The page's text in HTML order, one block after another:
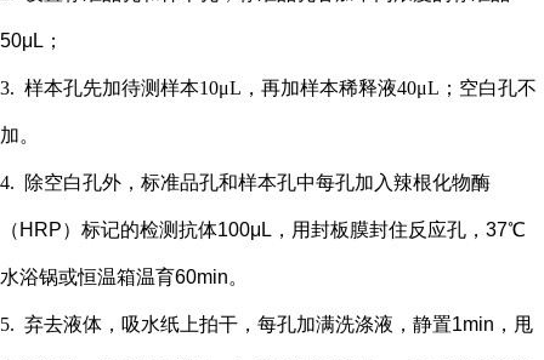
50μL；
3. 样本孔先加待测样本10μL，再加样本稀释液40μL； 空白孔不
加。
4. 除空白孔外， 标准品孔和样本孔中每孔加入辣根化物酶
（ HRP）标记的检测抗体100μL，用封板膜封住反应孔，37℃
水浴锅或恒温箱温育60min。
5. 弃去液体，吸水纸上拍干，每孔加满洗涤液，静置1min，甩